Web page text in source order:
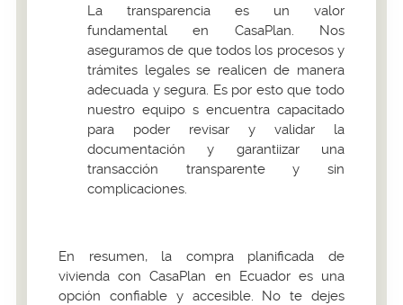
La transparencia es un valor
fundamental en CasaPlan. Nos
aseguramos de que todos los procesos y
trámites legales se realicen de manera
adecuada y segura. Es por esto que todo
nuestro equipo s encuentra capacitado
para poder revisar y validar la
documentación y garantiizar una
transacción transparente y sin
complicaciones.
En resumen, la compra planificada de
vivienda con CasaPlan en Ecuador es una
opción confiable y accesible. No te dejes